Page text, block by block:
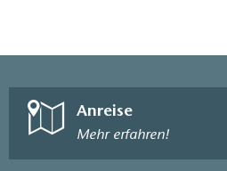
Anreise
Mehr erfahren!